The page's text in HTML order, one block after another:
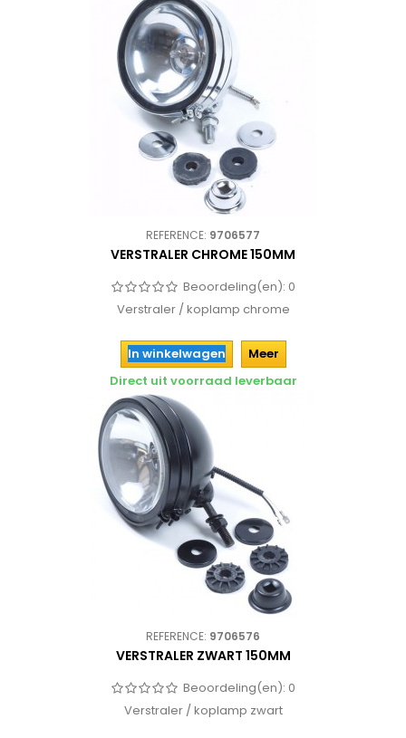
REFERENCE: 9706577
VERSTRALER CHROME 150MM
Beoordeling(en): 0
Verstraler / koplamp chrome
In winkelwagen
Meer
Direct uit voorraad leverbaar
REFERENCE: 9706576
VERSTRALER ZWART 150MM
Beoordeling(en): 0
Verstraler / koplamp zwart